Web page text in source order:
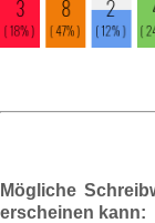
Mögliche
erscheinen kann: